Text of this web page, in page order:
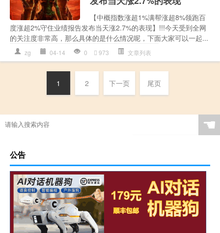
【中概指数涨超1%满帮涨超8%领跑百
度涨超2%守住业绩报告发布当天涨2.7%的表现】!!!今天受到全网
的关注度非常高，那么具体的是什么情况呢，下面大家可以一起...
zg 04-14 0 973 文章列表
1 2 下一页 尾页
☚
公告